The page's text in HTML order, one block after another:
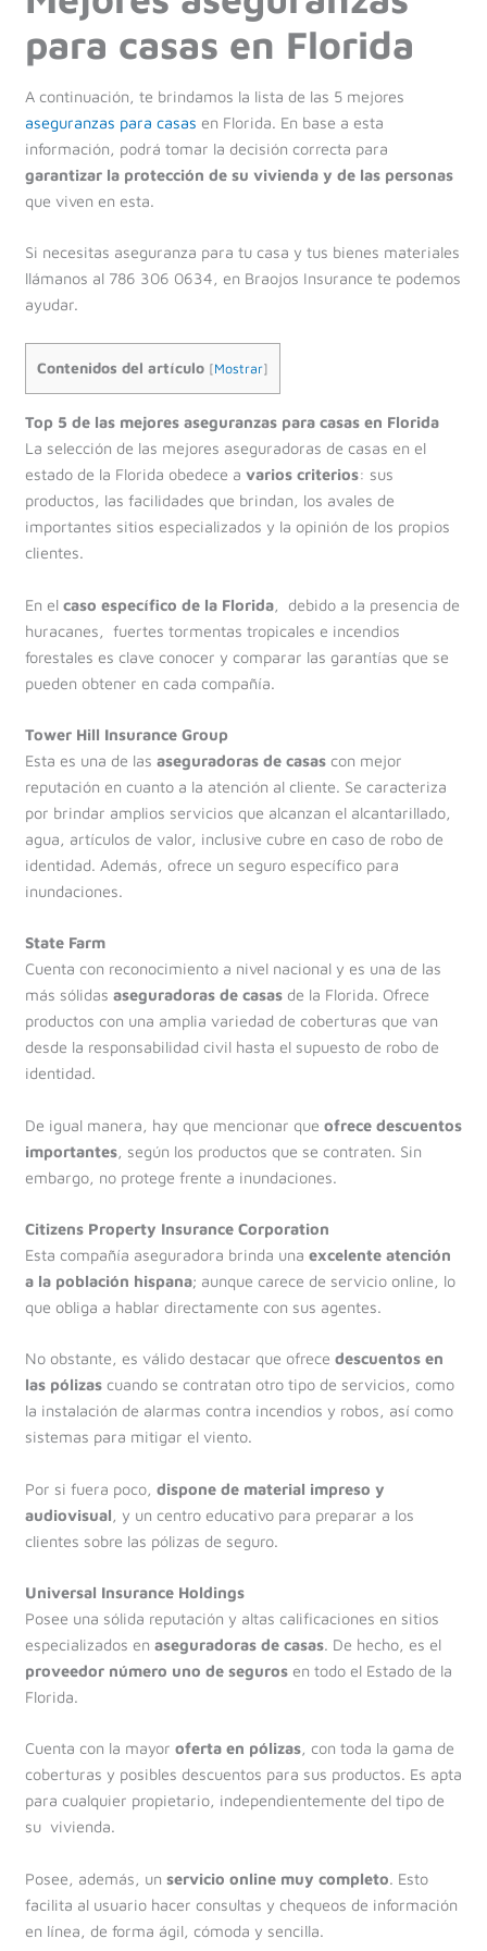
para casas en Florida
A continuación, te brindamos la lista de las 5 mejores
aseguranzas para casas en Florida. En base a esta
información, podrá tomar la decisión correcta para
garantizar la protección de su vivienda y de las personas
que viven en esta.
Si necesitas aseguranza para tu casa y tus bienes materiales
llámanos al 786 306 0634, en Braojos Insurance te podemos
ayudar.
Contenidos del artículo [Mostrar]
Top 5 de las mejores aseguranzas para casas en Florida
La selección de las mejores aseguradoras de casas en el
estado de la Florida obedece a varios criterios: sus
productos, las facilidades que brindan, los avales de
importantes sitios especializados y la opinión de los propios
clientes.
En el caso específico de la Florida, debido a la presencia de
huracanes, fuertes tormentas tropicales e incendios
forestales es clave conocer y comparar las garantías que se
pueden obtener en cada compañía.
Tower Hill Insurance Group
Esta es una de las aseguradoras de casascon mejor
reputación en cuanto a la atención al cliente. Se caracteriza
por brindar amplios servicios que alcanzan el alcantarillado,
agua, artículos de valor, inclusive cubre en caso de robo de
identidad. Además, ofrece un seguro específico para
inundaciones.
State Farm
Cuenta con reconocimiento a nivel nacional y es una de las
más sólidas aseguradoras de casasde la Florida. Ofrece
productos con una amplia variedad de coberturas que van
desde la responsabilidad civil hasta el supuesto de robo de
identidad.
De igual manera, hay que mencionar que ofrece descuentos
importantes, según los productos que se contraten. Sin
embargo, no protege frente a inundaciones.
Citizens Property Insurance Corporation
Esta compañía aseguradora brinda una excelente atención
a la población hispana; aunque carece de servicio online, lo
que obliga a hablar directamente con sus agentes.
No obstante, es válido destacar que ofrece descuentos en
las pólizascuando se contratan otro tipo de servicios, como
la instalación de alarmas contra incendios y robos, así como
sistemas para mitigar el viento.
Por si fuera poco, dispone de material impreso y
audiovisual, y un centro educativo para preparar a los
clientes sobre las pólizas de seguro.
Universal Insurance Holdings
Posee una sólida reputación y altas calificaciones en sitios
especializados en aseguradoras de casas. De hecho, es el
proveedor número uno de segurosen todo el Estado de la
Florida.
Cuenta con la mayor oferta en pólizas, con toda la gama de
coberturas y posibles descuentos para sus productos. Es apta
para cualquier propietario, independientemente del tipo de
su vivienda.
Posee, además, un servicio online muy completo. Esto
facilita al usuario hacer consultas y chequeos de información
en línea, de forma ágil, cómoda y sencilla.